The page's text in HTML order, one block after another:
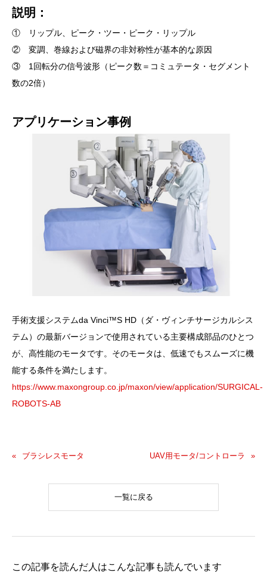
説明：
① リップル、ピーク・ツー・ピーク・リップル
② 変調、巻線および磁界の非対称性が基本的な原因
③ 1回転分の信号波形（ピーク数＝コミュテータ・セグメント
数の2倍）
アプリケーション事例
手術支援システムda Vinci™S HD（ダ・ヴィンチサージカルシス
テム）の最新バージョンで使用されている主要構成部品のひとつ
が、高性能のモータです。そのモータは、低速でもスムーズに機
能する条件を満たします。
https://www.maxongroup.co.jp/maxon/view/application/SURGICAL-
ROBOTS-AB
ブラシレスモータ
一覧に戻る
UAV用モータ/コントローラ
この記事を読んだ人はこんな記事も読んでいます